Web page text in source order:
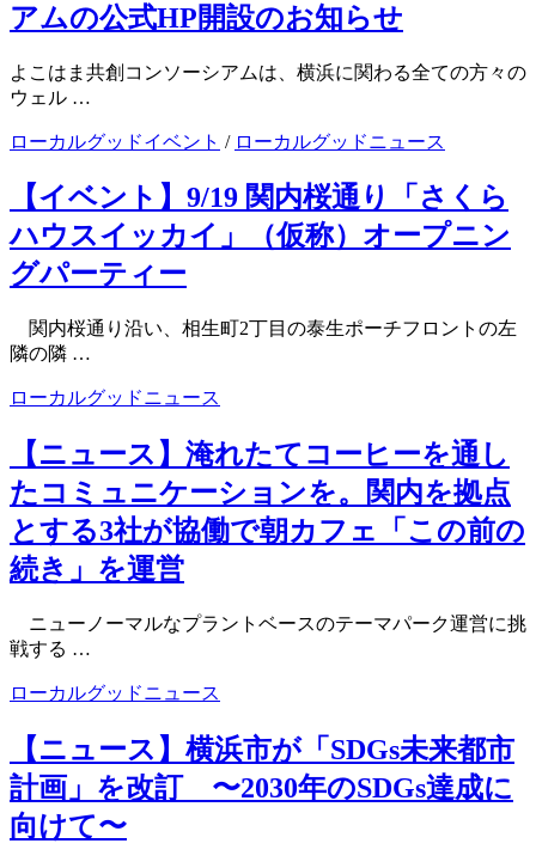
アムの公式HP開設のお知らせ
よこはま共創コンソーシアムは、横浜に関わる全ての方々の
ウェル …
ローカルグッドイベント / ローカルグッドニュース
【イベント】9/19 関内桜通り「さくら
ハウスイッカイ」（仮称）オープニン
グパーティー
関内桜通り沿い、相生町2丁目の泰生ポーチフロントの左
隣の隣 …
ローカルグッドニュース
【ニュース】淹れたてコーヒーを通し
たコミュニケーションを。関内を拠点
とする3社が協働で朝カフェ「この前の
続き」を運営
ニューノーマルなプラントベースのテーマパーク運営に挑
戦する …
ローカルグッドニュース
【ニュース】横浜市が「SDGs未来都市
計画」を改訂 〜2030年のSDGs達成に
向けて〜